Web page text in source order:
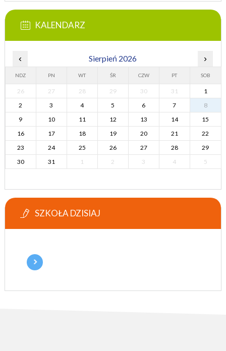
KALENDARZ
‹ Sierpień 2026 ›
NDZ PN WT ŚR CZW PT SOB
26 27 28 29 30 31
1
2
3 4 5 6 7
8
9
10 11 12 13 14
15
16
17 18 19 20 21
22
23
24 25 26 27 28
29
30
31 1 2 3 4 5
SZKOŁA DZISIAJ